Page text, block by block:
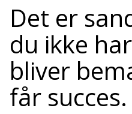
Det er
du ikke
bliver
får succes.